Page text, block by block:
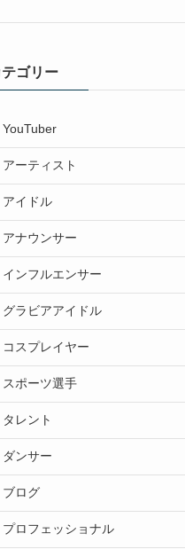
テゴリー
YouTuber
アーティスト
アイドル
アナウンサー
インフルエンサー
グラビアアイドル
コスプレイヤー
スポーツ選手
タレント
ダンサー
ブログ
プロフェッショナル